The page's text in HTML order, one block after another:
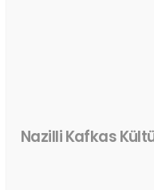
Nazilli Kafkas